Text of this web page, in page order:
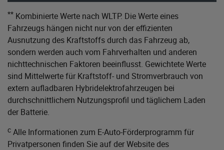
** Kombinierte Werte nach WLTP. Die Werte eines
Fahrzeugs hängen nicht nur von der effizienten
Ausnutzung des Kraftstoffs durch das Fahrzeug ab,
sondern werden auch vom Fahrverhalten und anderen
nichttechnischen Faktoren beeinflusst. Gewichtete Werte
sind Mittelwerte für Kraftstoff- und Stromverbrauch von
extern aufladbaren Hybridelektrofahrzeugen bei
durchschnittlichem Nutzungsprofil und täglichem Laden
der Batterie.
c Alle Informationen zum E-Auto-Förderprogramm für
Privatpersonen finden Sie auf der Website des